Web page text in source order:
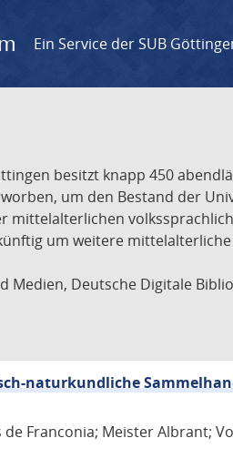
Ein Service der SUB
besitzt knapp 450
um den Bestand der
um weitere
Deutsche Digitale
naturkundliche
Franconia; Meister Albrant;